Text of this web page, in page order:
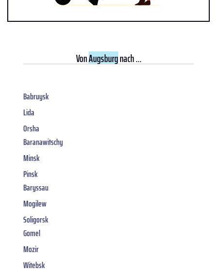
VonAugsburgnach ...
Babruysk
Lida
Orsha
Baranawitschy
Minsk
Pinsk
Baryssau
Mogilew
Soligorsk
Gomel
Mozir
Witebsk